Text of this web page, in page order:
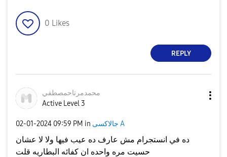
0 Likes
REPLY
محمدمرتاحمصطفي
Active Level 3
‎02-01-2024 09:59 PM in جالاكسى A
ده في انستجرام مش عارف ده عيب فيها ولا لا عشان
حسيت مره واحده ان كفائه البطاريه قلت